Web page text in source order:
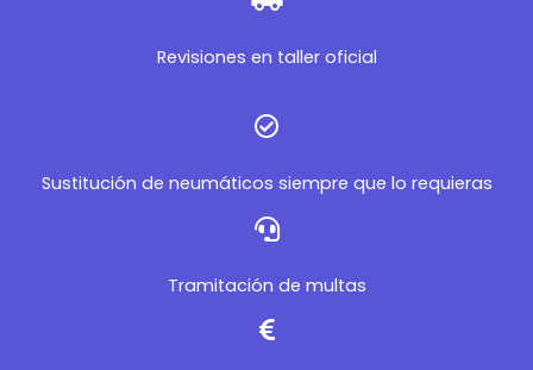
Revisiones en taller oficial
Sustitución de neumáticos siempre que lo requieras
Tramitación de multas